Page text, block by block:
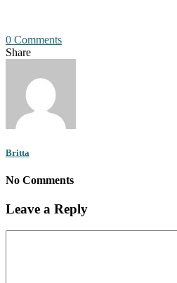
0 Comments
Share
Britta
No Comments
Leave a Reply